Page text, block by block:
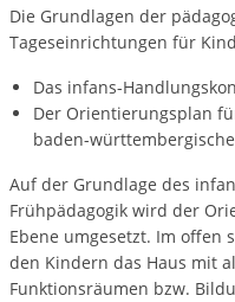
Die Grundlagen der
Tageseinrichtungen für
Das infans-
Der Orientierungsplan
baden-
Auf der Grundlage des
Frühpädagogik wird der
Ebene umgesetzt. Im offen
den Kindern das Haus mit
Funktionsräumen bzw.